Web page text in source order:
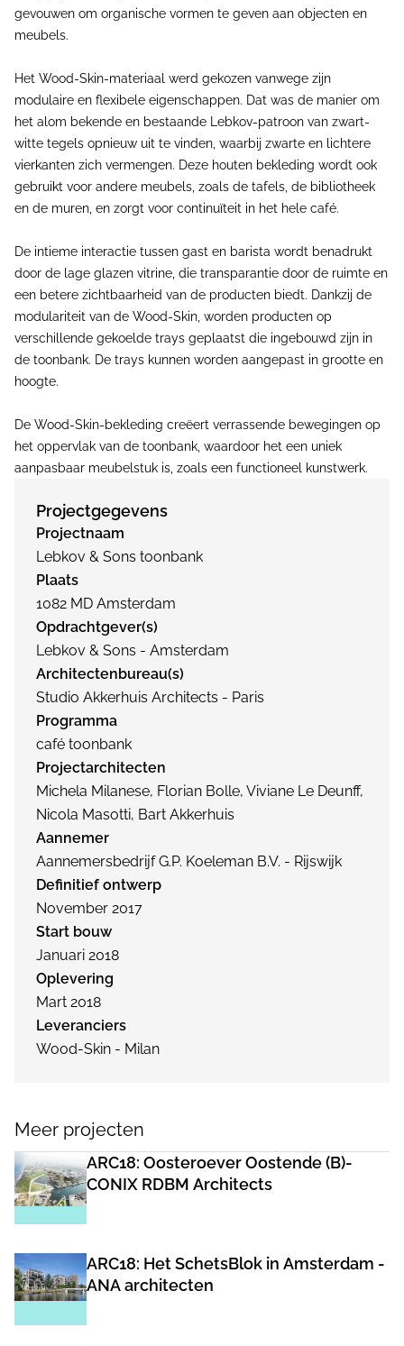
gevouwen om organische vormen te geven aan objecten en
meubels.
Het Wood-Skin-materiaal werd gekozen vanwege zijn
modulaire en flexibele eigenschappen. Dat was de manier om
het alom bekende en bestaande Lebkov-patroon van zwart-
witte tegels opnieuw uit te vinden, waarbij zwarte en lichtere
vierkanten zich vermengen. Deze houten bekleding wordt ook
gebruikt voor andere meubels, zoals de tafels, de bibliotheek
en de muren, en zorgt voor continuïteit in het hele café.
De intieme interactie tussen gast en barista wordt benadrukt
door de lage glazen vitrine, die transparantie door de ruimte en
een betere zichtbaarheid van de producten biedt. Dankzij de
modulariteit van de Wood-Skin, worden producten op
verschillende gekoelde trays geplaatst die ingebouwd zijn in
de toonbank. De trays kunnen worden aangepast in grootte en
hoogte.
De Wood-Skin-bekleding creëert verrassende bewegingen op
het oppervlak van de toonbank, waardoor het een uniek
aanpasbaar meubelstuk is, zoals een functioneel kunstwerk.
Projectgegevens
Projectnaam
Lebkov & Sons toonbank
Plaats
1082 MD Amsterdam
Opdrachtgever(s)
Lebkov & Sons - Amsterdam
Architectenbureau(s)
Studio Akkerhuis Architects - Paris
Programma
café toonbank
Projectarchitecten
Michela Milanese, Florian Bolle, Viviane Le Deunff,
Nicola Masotti, Bart Akkerhuis
Aannemer
Aannemersbedrijf G.P. Koeleman B.V. - Rijswijk
Definitief ontwerp
November 2017
Start bouw
Januari 2018
Oplevering
Mart 2018
Leveranciers
Wood-Skin - Milan
Meer projecten
ARC18: Oosteroever Oostende (B)-
CONIX RDBM Architects
ARC18: Het SchetsBlok in Amsterdam -
ANA architecten